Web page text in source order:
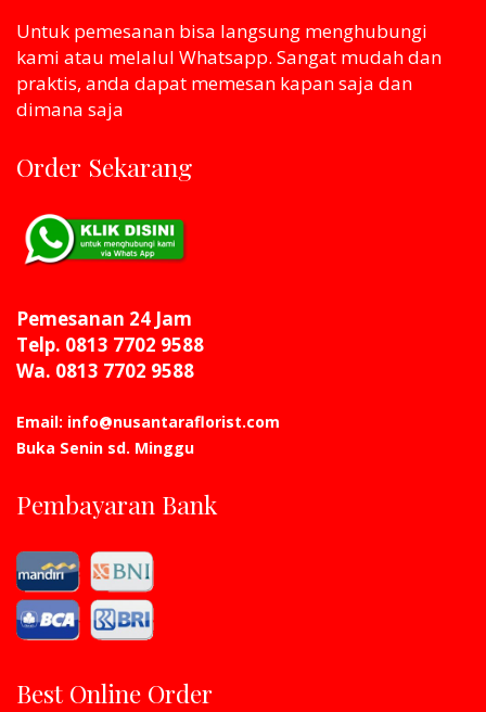
Untuk pemesanan bisa langsung menghubungi
kami atau melaluI Whatsapp. Sangat mudah dan
praktis, anda dapat memesan kapan saja dan
dimana saja
Order Sekarang
Pemesanan 24 Jam
Telp. 0813 7702 9588
Wa. 0813 7702 9588
Email: info@nusantaraflorist.com
Buka Senin sd. Minggu
Pembayaran Bank
Best Online Order